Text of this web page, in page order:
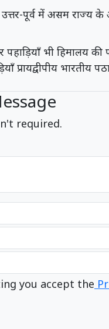
पूर्व में असम राज्य के
भी हिमालय की
प्रायद्वीपीय भारतीय
required.
you accept the